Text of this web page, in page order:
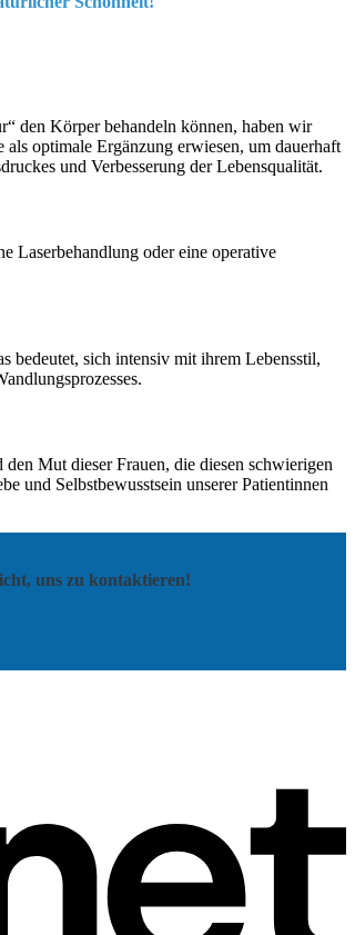
den Körper behandeln können, haben wir
optimale Ergänzung erwiesen, um dauerhaft
und Verbesserung der Lebensqualität.
Laserbehandlung oder eine operative
bedeutet, sich intensiv mit ihrem Lebensstil,
Mut dieser Frauen, die diesen schwierigen
und Selbstbewusstsein unserer Patientinnen
uns zu kontaktieren!